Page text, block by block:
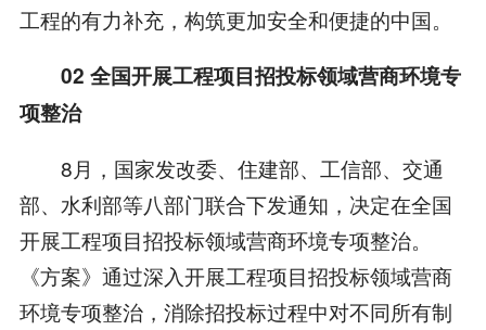
工程的有力补充，构筑更加安全和便捷的中国。
02 全国开展工程项目招投标领域营商环境专
项整治
8月，国家发改委、住建部、工信部、交通
部、水利部等八部门联合下发通知，决定在全国
开展工程项目招投标领域营商环境专项整治。
《方案》通过深入开展工程项目招投标领域营商
环境专项整治，消除招投标过程中对不同所有制